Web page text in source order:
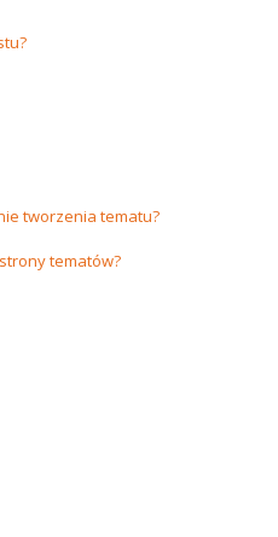
tworzenia tematu?
tematów?